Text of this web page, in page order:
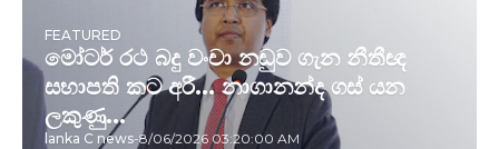
FEATURED
මෝටර් රථ බදු වංචා නඩුව ගැන නීතීඥ
සභාපති කට අරී... නාගානන්ද ගස් යන
ලකුණු...
lanka C news-8/06/2026 03:20:00 AM